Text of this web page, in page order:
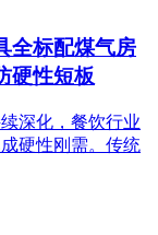
全标配煤气房
硬性短板
深化，餐饮行业
硬性刚需。传统